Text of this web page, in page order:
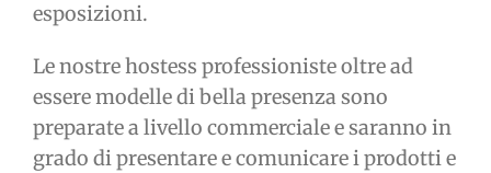
esposizioni.
Le nostre hostess professioniste oltre ad
essere modelle di bella presenza sono
preparate a livello commerciale e saranno in
grado di presentare e comunicare i prodotti e